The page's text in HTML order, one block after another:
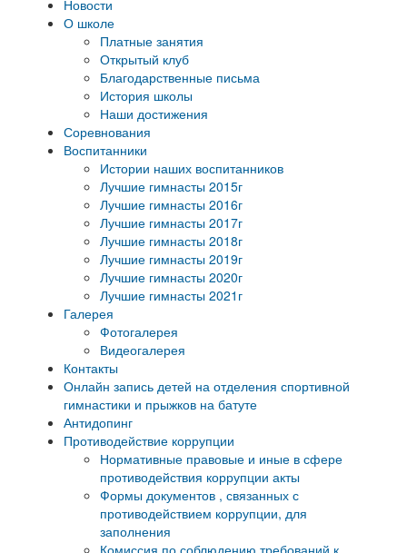
Новости
О школе
Платные занятия
Открытый клуб
Благодарственные письма
История школы
Наши достижения
Соревнования
Воспитанники
Истории наших воспитанников
Лучшие гимнасты 2015г
Лучшие гимнасты 2016г
Лучшие гимнасты 2017г
Лучшие гимнасты 2018г
Лучшие гимнасты 2019г
Лучшие гимнасты 2020г
Лучшие гимнасты 2021г
Галерея
Фотогалерея
Видеогалерея
Контакты
Онлайн запись детей на отделения спортивной
гимнастики и прыжков на батуте
Антидопинг
Противодействие коррупции
Нормативные правовые и иные в сфере
противодействия коррупции акты
Формы документов , связанных с
противодействием коррупции, для
заполнения
Комиссия по соблюдению требований к